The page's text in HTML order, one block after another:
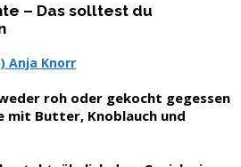
– Das solltest du
roh oder gekocht gegessen
mit Butter, Knoblauch und